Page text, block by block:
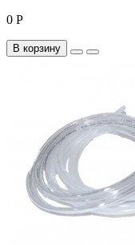
0 Р
В корзину